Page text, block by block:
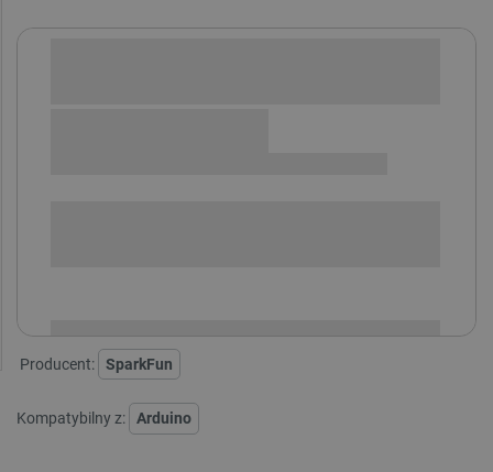
Producent: SparkFun
Kompatybilny z: Arduino